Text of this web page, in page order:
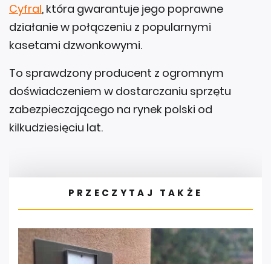
Cyfral, która gwarantuje jego poprawne
działanie w połączeniu z popularnymi
kasetami dzwonkowymi.
To sprawdzony producent z ogromnym
doświadczeniem w dostarczaniu sprzętu
zabezpieczającego na rynek polski od
kilkudziesięciu lat.